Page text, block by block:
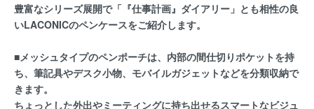
豊富なシリーズ展開で「『仕事計画』ダイアリー」とも相性の良
いLACONICのペンケースをご紹介します。
■メッシュタイプのペンポーチは、内部の間仕切りポケットを持
ち、筆記具やデスク小物、モバイルガジェットなどを分類収納で
きます。
ちょっとした外出やミーティングに持ち出せるスマートなビジュ